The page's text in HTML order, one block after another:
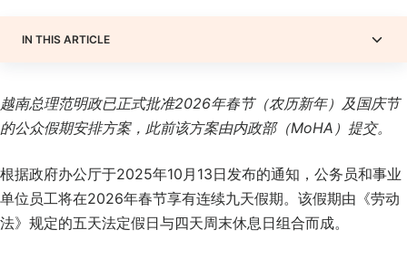
IN THIS ARTICLE
越南总理范明政已正式批准2026年春节（农历新年）及国庆节
的公众假期安排方案，此前该方案由内政部（MoHA ）提交。
根据政府办公厅于2025年10月13日发布的通知，公务员和事业
单位员工将在2026年春节享有连续九天假期。该假期由《劳动
法》规定的五天法定假日与四天周末休息日组合而成。